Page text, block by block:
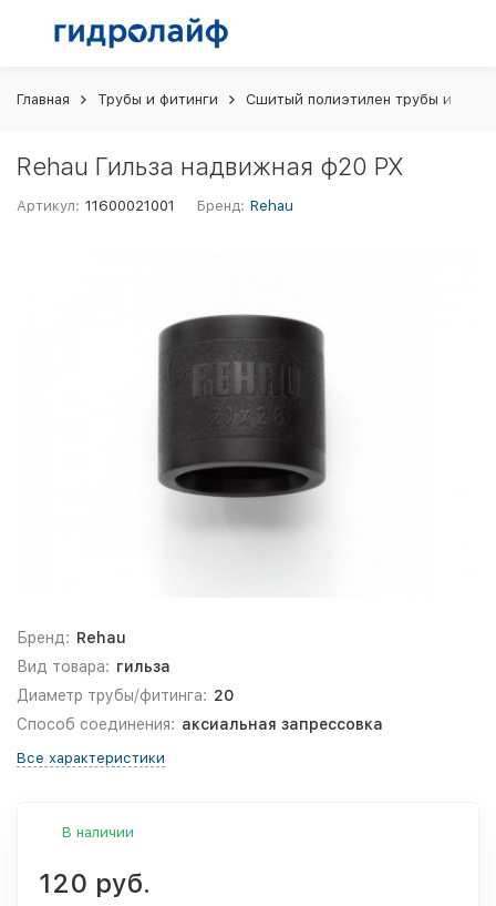
Главная Трубы и фитинги Сшитый полиэтилен трубы и
Rehau Гильза надвижная ф20 PX
Артикул: 11600021001 Бренд: Rehau
Бренд: Rehau
Вид товара: гильза
Диаметр трубы/фитинга: 20
Способ соединения: аксиальная запрессовка
Все характеристики
В наличии
120 руб.